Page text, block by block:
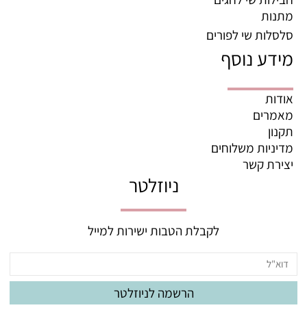
מתנות
סלסלות שי לפורים
מידע נוסף
אודות
מאמרים
תקנון
מדיניות משלוחים
יצירת קשר
ניוזלטר
לקבלת הטבות ישירות למייל